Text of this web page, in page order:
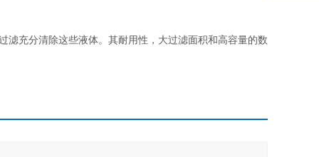
充分清除这些液体。其耐用性，大过滤面积和高容量的数